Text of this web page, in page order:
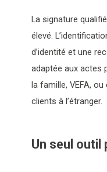
La signature
élevé.
d’identité et une
adaptée aux actes
la famille, VEFA,
clients à l’étranger.
Un seul outil